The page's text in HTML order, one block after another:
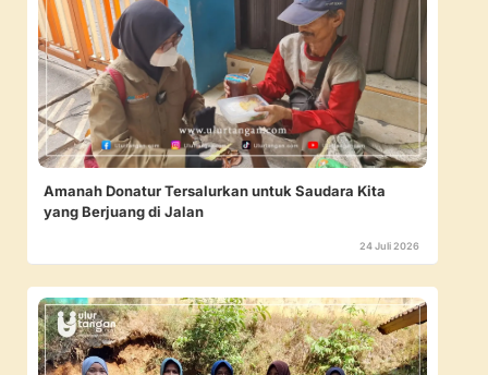
Amanah Donatur Tersalurkan untuk Saudara Kita
yang Berjuang di Jalan
24 Juli 2026